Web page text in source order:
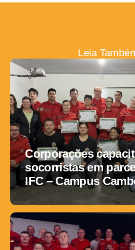
Leia
Corporações
socorristas em
IFC – Campus